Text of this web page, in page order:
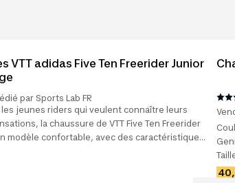
VTT adidas Five Ten Freerider Junior
par Sports Lab FR
jeunes riders qui veulent connaître leurs
la chaussure de VTT Five Ten Freerider
modèle confortable, avec des caractéristiques